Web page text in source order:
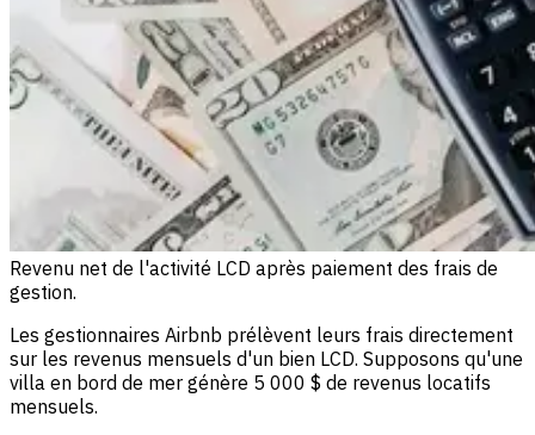
Revenu net de l'activité LCD après paiement des frais de
gestion.
Les gestionnaires Airbnb prélèvent leurs frais directement
sur les revenus mensuels d'un bien LCD. Supposons qu'une
villa en bord de mer génère 5 000 $ de revenus locatifs
mensuels.